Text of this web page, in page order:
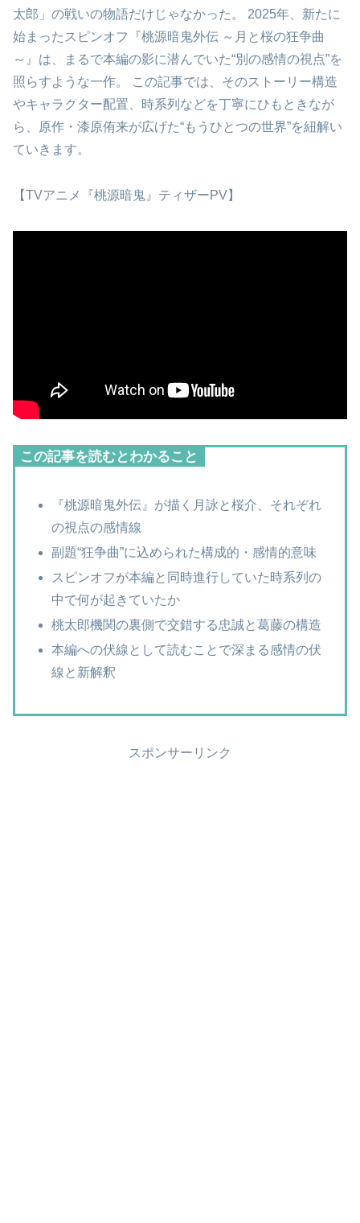
太郎」の戦いの物語だけじゃなかった。 2025年、新たに
始まったスピンオフ『桃源暗鬼外伝 ～月と桜の狂争曲
～』は、まるで本編の影に潜んでいた“別の感情の視点”を
照らすような一作。 この記事では、そのストーリー構造
やキャラクター配置、時系列などを丁寧にひもときなが
ら、原作・漆原侑来が広げた“もうひとつの世界”を紐解い
ていきます。
【TVアニメ『桃源暗鬼』ティザーPV】
この記事を読むとわかること
『桃源暗鬼外伝』が描く月詠と桜介、それぞれ
の視点の感情線
副題“狂争曲”に込められた構成的・感情的意味
スピンオフが本編と同時進行していた時系列の
中で何が起きていたか
桃太郎機関の裏側で交錯する忠誠と葛藤の構造
本編への伏線として読むことで深まる感情の伏
線と新解釈
スポンサーリンク